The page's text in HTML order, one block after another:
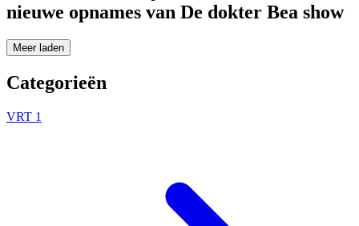
nieuwe opnames van De dokter Bea show
Meer laden
Categorieën
VRT 1